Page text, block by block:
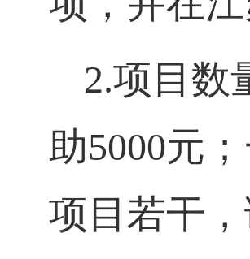
2.项目数
助5000元
项目若干